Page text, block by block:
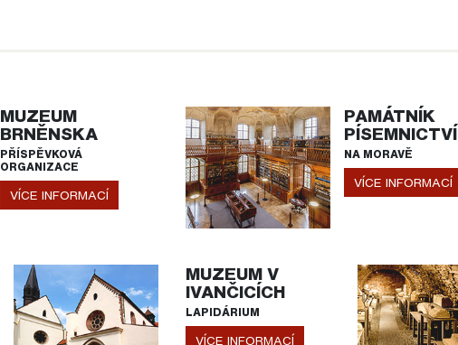
MUZEUM
BRNĚNSKA
PŘÍSPĚVKOVÁ
ORGANIZACE
VÍCE INFORMACÍ
PAMÁTNÍK
PÍSEMNICTVÍ
NA MORAVĚ
VÍCE INFORMACÍ
MUZEUM V
IVANČICÍCH
LAPIDÁRIUM
VÍCE INFORMACÍ